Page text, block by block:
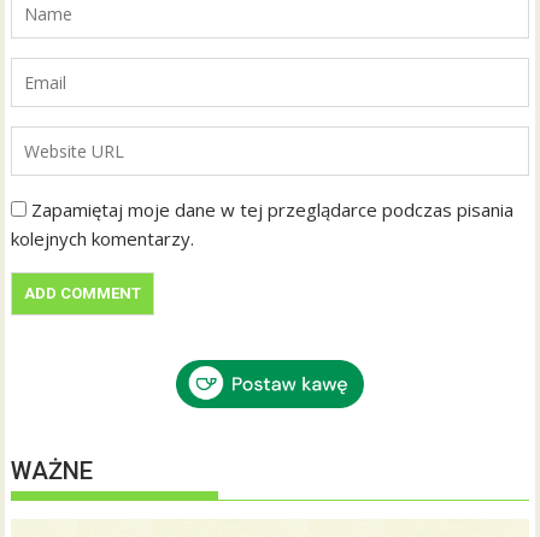
Zapamiętaj moje dane w tej przeglądarce podczas pisania
kolejnych komentarzy.
WAŻNE